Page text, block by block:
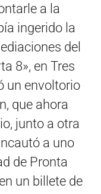
a la
ingerido la
del
8», en Tres
un envoltorio
que ahora
junto a otra
a uno
de Pronta
un billete de